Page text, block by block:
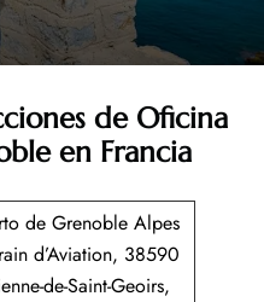
de Oficina
en Francia
de Grenoble Alpes
d’Aviation, 38590
de-Saint-Geoirs,